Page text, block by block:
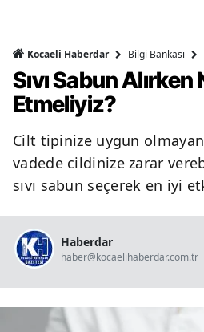
Kocaeli Haberdar Bilgi Bankası
Sıvı Sabun
Etmeliyiz?
Cilt tipinize uygun olmayan
vadede cildinize zarar
sıvı sabun seçerek en iyi
Haberdar
haber@kocaelihaberdar.com.tr